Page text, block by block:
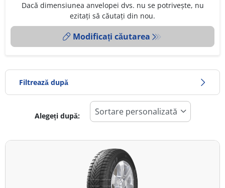
Dacă dimensiunea anvelopei dvs. nu se potrivește, nu
ezitați să căutați din nou.
Modificați căutarea
Filtrează după
Toate tipurile (4)
Alegeți după: